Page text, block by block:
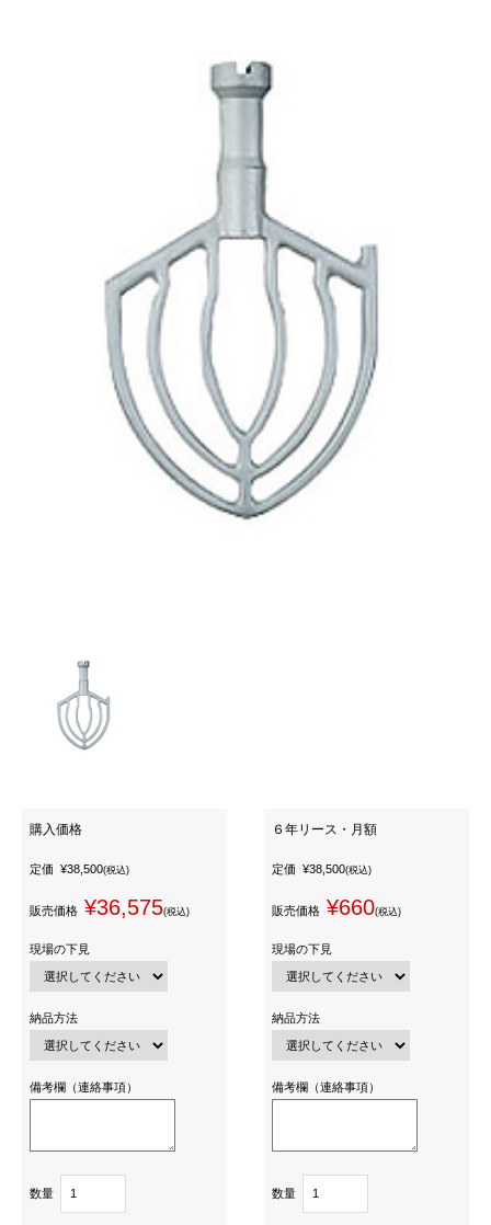
購入価格
定価 ¥38,500(税込)
販売価格 ¥36,575(税込)
現場の下見
納品方法
備考欄（連絡事項）
数量
６年リース・月額
定価 ¥38,500(税込)
販売価格 ¥660(税込)
現場の下見
納品方法
備考欄（連絡事項）
数量